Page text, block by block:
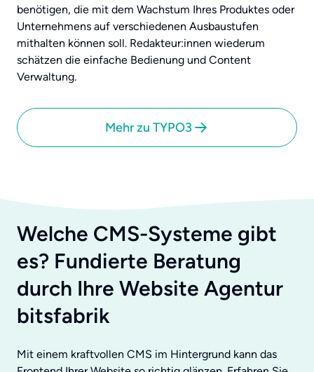
benötigen, die mit dem Wachstum Ihres Produktes oder
Unternehmens auf verschiedenen Ausbaustufen
mithalten können soll. Redakteur:innen wiederum
schätzen die einfache Bedienung und Content
Verwaltung.
Mehr zu TYPO3
Welche CMS-Systeme gibt
es? Fundierte Beratung
durch Ihre Website Agentur
bitsfabrik
Mit einem kraftvollen CMS im Hintergrund kann das